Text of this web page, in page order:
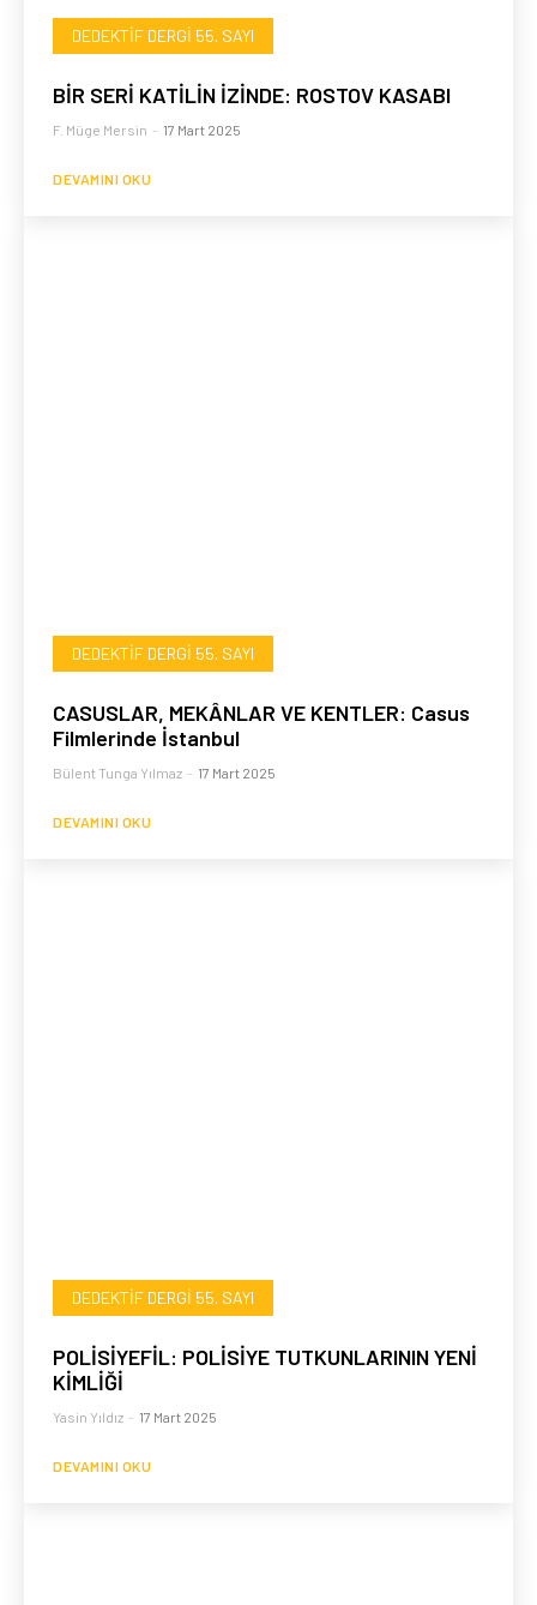
DEDEKTIF DERGI 55. SAYI
BİR SERİ KATİLİN İZİNDE: ROSTOV KASABI
F. Müge Mersin - 17 Mart 2025
DEVAMINI OKU
DEDEKTIF DERGI 55. SAYI
CASUSLAR, MEKÂNLAR VE KENTLER: Casus
Filmlerinde İstanbul
Bülent Tunga Yılmaz - 17 Mart 2025
DEVAMINI OKU
DEDEKTIF DERGI 55. SAYI
POLİSİYEFİL: POLİSİYE TUTKUNLARININ YENİ
KİMLİĞİ
Yasin Yıldız - 17 Mart 2025
DEVAMINI OKU